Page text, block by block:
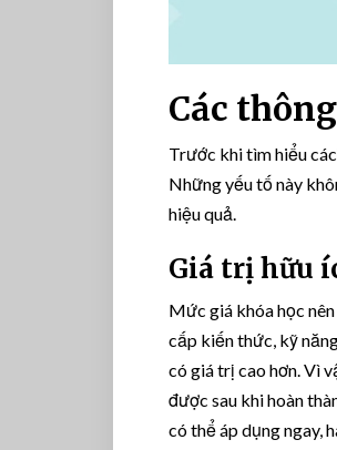
Các
Trước khi tìm hiểu
Những yếu tố này
hiệu quả.
Giá trị hữu
Mức giá khóa học
cấp kiến thức, kỹ
có giá trị cao hơn. Vì
được sau khi hoàn
có thể áp dụng ngay,